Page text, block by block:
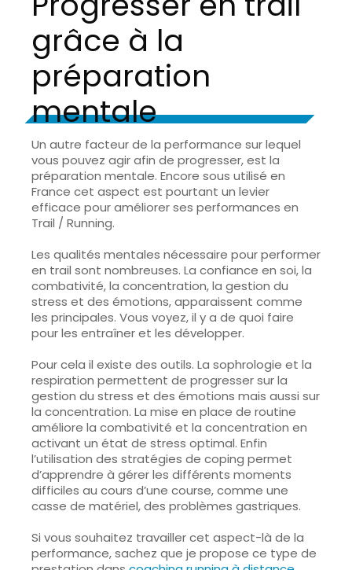
grâce à la
préparation
mentale
Un autre facteur de la performance sur lequel
vous pouvez agir afin de progresser, est la
préparation mentale. Encore sous utilisé en
France cet aspect est pourtant un levier
efficace pour améliorer ses performances en
Trail / Running.
Les qualités mentales nécessaire pour performer
en trail sont nombreuses. La confiance en soi, la
combativité, la concentration, la gestion du
stress et des émotions, apparaissent comme
les principales. Vous voyez, il y a de quoi faire
pour les entraîner et les développer.
Pour cela il existe des outils. La sophrologie et la
respiration permettent de progresser sur la
gestion du stress et des émotions mais aussi sur
la concentration. La mise en place de routine
améliore la combativité et la concentration en
activant un état de stress optimal. Enfin
l’utilisation des stratégies de coping permet
d’apprendre à gérer les différents moments
difficiles au cours d’une course, comme une
casse de matériel, des problèmes gastriques.
Si vous souhaitez travailler cet aspect-là de la
performance, sachez que je propose ce type de